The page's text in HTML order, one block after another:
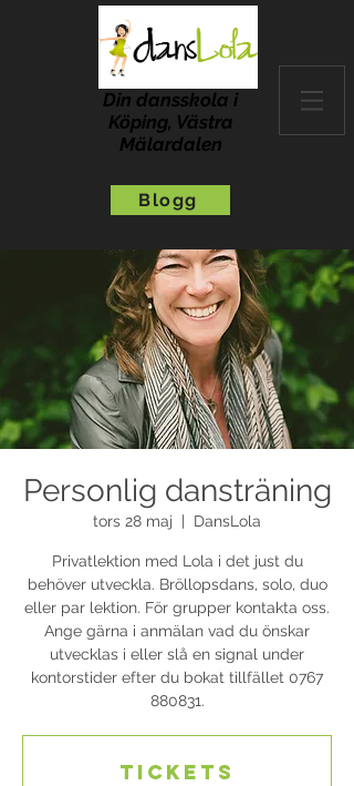
Din dansskola i
Köping, Västra
Mälardalen
Blogg
Personlig dansträning
tors 28 maj DansLola
Privatlektion med Lola i det just du
behöver utveckla. Bröllopsdans, solo, duo
eller par lektion. För grupper kontakta oss.
Ange gärna i anmälan vad du önskar
utvecklas i eller slå en signal under
kontorstider efter du bokat tillfället 0767
880831.
Tickets